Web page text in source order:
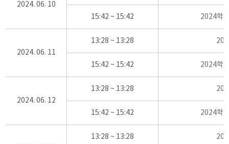
2024. 06. 10
15:42 ~ 15:42 2024학
2024. 06. 11
13:28 ~ 13:28
15:42 ~ 15:42 2024학
2024. 06. 12
13:28 ~ 13:28
15:42 ~ 15:42 2024학
13:28 ~ 13:28